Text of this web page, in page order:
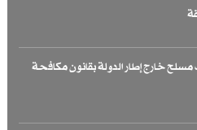
مسلح خارج إطار الدولة بقانون مكافحة